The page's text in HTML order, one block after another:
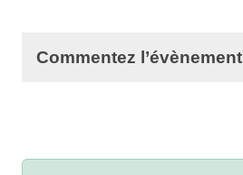
Commentez l’évènement